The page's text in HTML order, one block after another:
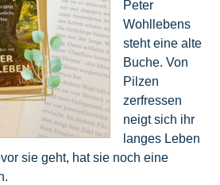
Peter
Wohllebens
steht eine alte
Buche. Von
Pilzen
zerfressen
neigt sich ihr
langes Leben
sie geht, hat sie noch eine